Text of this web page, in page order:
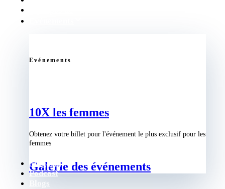
Evénements
10X les femmes
Obtenez votre billet pour l'événement le plus exclusif pour les
femmes
Galerie des événements
Magasin
Podcast
Blogs